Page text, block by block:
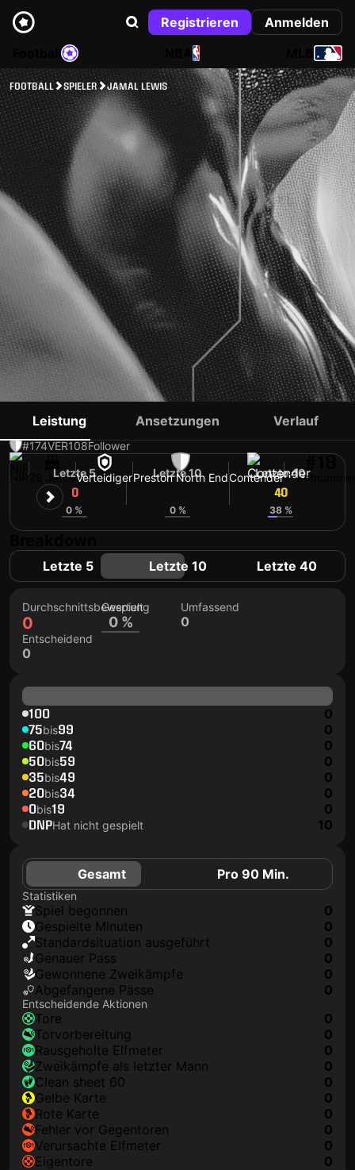
Registrieren
Anmelden
NBA
FOOTBALL SPIELER JAMAL LEWIS
JAMAL LEWIS
#174VER108Follower
28 JahreVerteidigerPreston North EndContender
#18
Trikotnummer
Leistung Ansetzungen Verlauf
Letzte 5
0
0 %
Letzte 10
0 %
Letzte 40
40
38 %
Letzte 5 Letzte 10 Letzte 40
Durchschnittsbewertung
0
Gespielt
0 %
Umfassend
0
Entscheidend
0
100 0
75bis99 0
60bis74 0
50bis59 0
35bis49 0
20bis34 0
0bis19 0
DNPHat nicht gespielt 10
Gesamt Pro 90 Min.
Statistiken
Spiel begonnen
0
Gespielte Minuten
0
Standardsituation ausgeführt
0
genauer Pass
0
Gewonnene Zweikämpfe
0
Abgefangene Pässe
0
Entscheidende Aktionen
Tore
0
Torvorbereitung
0
rausgeholte Elfmeter
0
Zweikämpfe als letzter Mann
0
clean sheet 60
0
gelbe Karte
0
rote Karte
0
Fehler vor Gegentoren
0
Verursachte Elfmeter
0
Eigentore
0